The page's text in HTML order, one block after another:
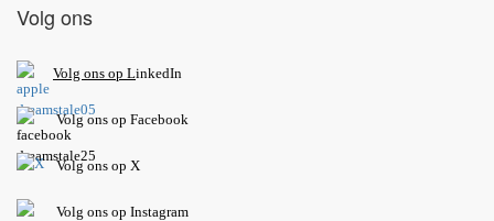
Volg ons
Volg ons op LinkedIn
Volg ons op Facebook
Volg ons op X
Volg ons op Instagram